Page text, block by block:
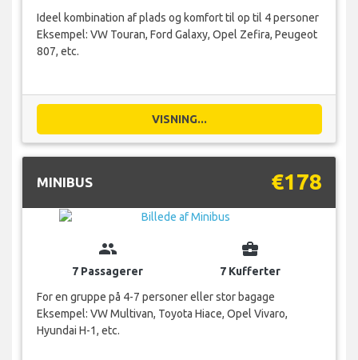
Ideel kombination af plads og komfort til op til 4 personer
Eksempel: VW Touran, Ford Galaxy, Opel Zefira, Peugeot
807, etc.
VISNING...
MINIBUS €178
group
7 Passagerer
business_center
7 Kufferter
For en gruppe på 4-7 personer eller stor bagage
Eksempel: VW Multivan, Toyota Hiace, Opel Vivaro,
Hyundai H-1, etc.